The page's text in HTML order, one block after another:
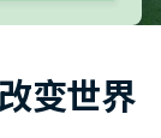
变世界